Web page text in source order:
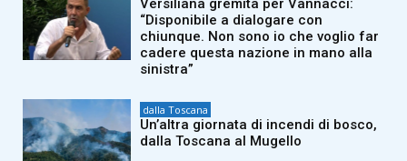
Versiliana gremita per Vannacci:
“Disponibile a dialogare con
chiunque. Non sono io che voglio far
cadere questa nazione in mano alla
sinistra”
dalla Toscana
Un’altra giornata di incendi di bosco,
dalla Toscana al Mugello